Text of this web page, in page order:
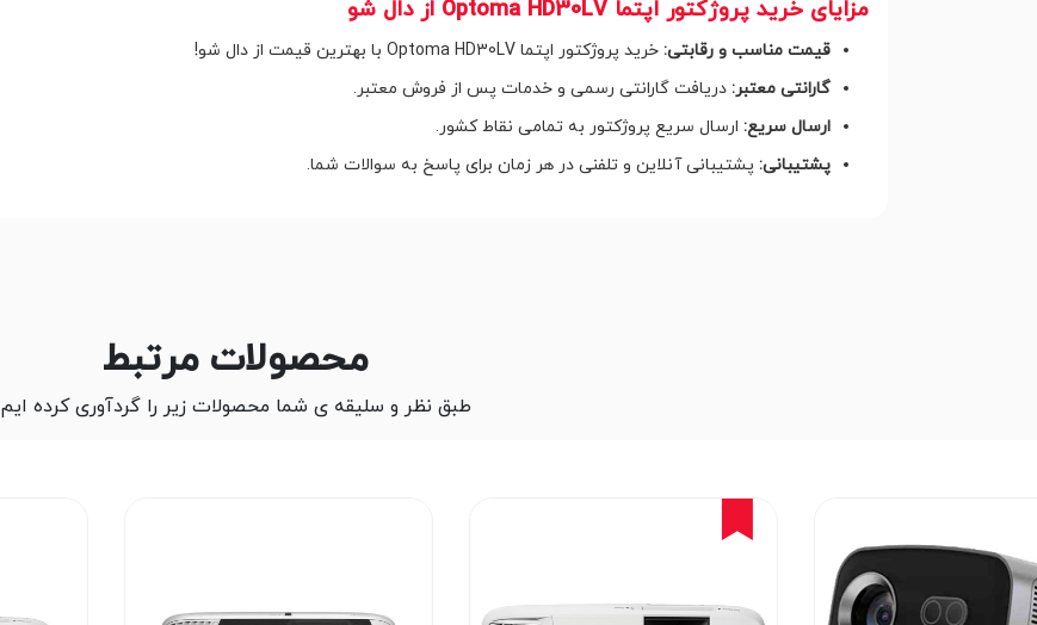
مزایای خرید پروژکتور اپتما Optoma HD30LV از دال شو
قیمت مناسب و رقابتی: خرید پروژکتور اپتما Optoma HD30LV با بهترین قیمت از دال شو!
گارانتی معتبر: دریافت گارانتی رسمی و خدمات پس از فروش معتبر.
ارسال سریع: ارسال سریع پروژکتور به تمامی نقاط کشور.
پشتیبانی: پشتیبانی آنلاین و تلفنی در هر زمان برای پاسخ به سوالات شما.
محصولات مرتبط
طبق نظر و سلیقه ی شما محصولات زیر را گردآوری کرده ایم